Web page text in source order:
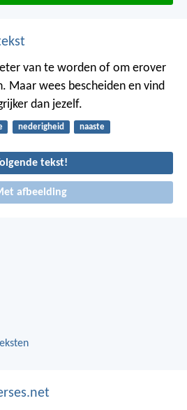
van te worden of om erover
Maar wees bescheiden en vind
dan jezelf.
nederigheid naaste
tekst!
afbeelding